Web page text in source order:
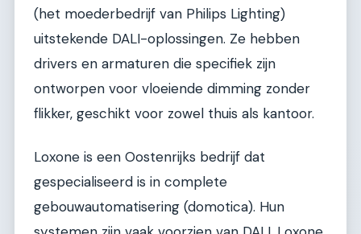
(het moederbedrijf van Philips Lighting)
uitstekende DALI-oplossingen. Ze hebben
drivers en armaturen die specifiek zijn
ontworpen voor vloeiende dimming zonder
flikker, geschikt voor zowel thuis als kantoor.
Loxone is een Oostenrijks bedrijf dat
gespecialiseerd is in complete
gebouwautomatisering (domotica). Hun